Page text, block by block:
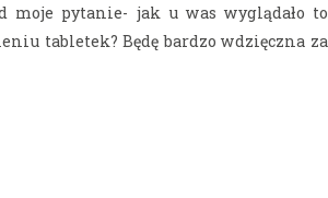
moje pytanie- jak u was wyglądało to
tabletek? Będę bardzo wdzięczna za